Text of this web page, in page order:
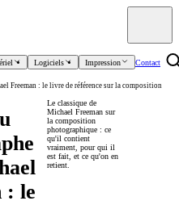
Logiciels Impression Contact
Freeman : le livre de référence sur la composition
: le
Le classique de
Michael Freeman sur
la composition
photographique : ce
qu'il contient
vraiment, pour qui il
est fait, et ce qu'on en
retient.